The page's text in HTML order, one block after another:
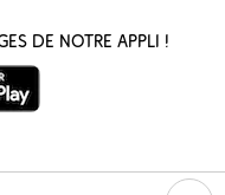
de notre appli !